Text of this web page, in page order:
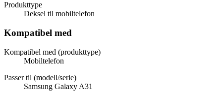
Produkttype
Deksel til mobiltelefon
Kompatibel med
Kompatibel med (produkttype)
Mobiltelefon
Passer til (modell/serie)
Samsung Galaxy A31